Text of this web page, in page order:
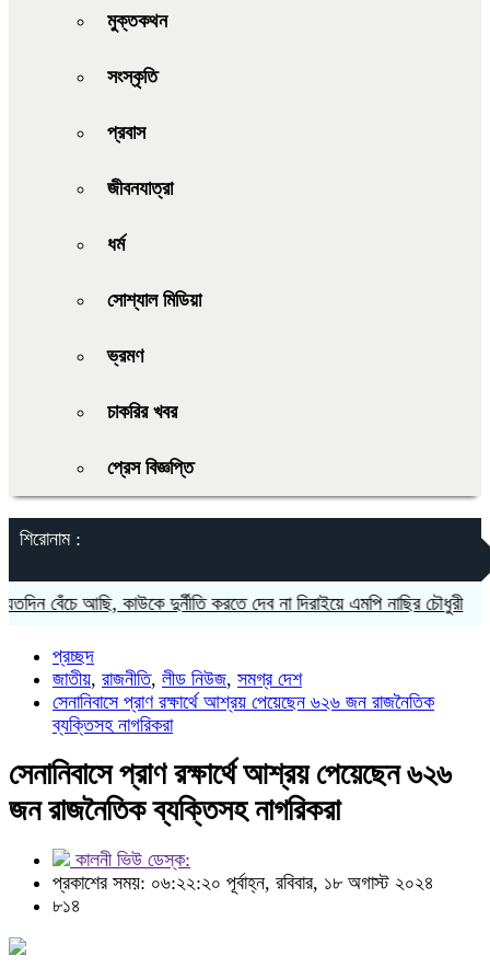
মুক্তকথন
সংস্কৃতি
প্রবাস
জীবনযাত্রা
ধর্ম
সোশ্যাল মিডিয়া
ভ্রমণ
চাকরির খবর
প্রেস বিজ্ঞপ্তি
শিরোনাম :
বেঁচে আছি, কাউকে দুর্নীতি করতে দেব না দিরাইয়ে এমপি নাছির চৌধুরী
প্রচ্ছদ
জাতীয়, রাজনীতি, লীড নিউজ, সমগ্র দেশ
সেনানিবাসে প্রাণ রক্ষার্থে আশ্রয় পেয়েছেন ৬২৬ জন রাজনৈতিক
ব্যক্তিসহ নাগরিকরা
সেনানিবাসে প্রাণ রক্ষার্থে আশ্রয় পেয়েছেন ৬২৬
জন রাজনৈতিক ব্যক্তিসহ নাগরিকরা
কালনী ভিউ ডেস্ক:
প্রকাশের সময়: ০৬:২২:২০ পূর্বাহ্ন, রবিবার, ১৮ অগাস্ট ২০২৪
৮১৪